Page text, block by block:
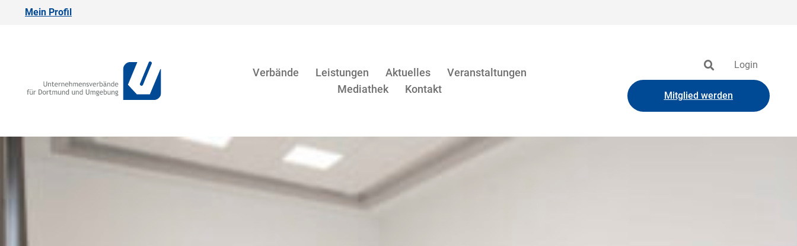
Mein Profil
Verbände Leistungen Aktuelles
Veranstaltungen
Mediathek
Kontakt
Login
Mitglied werden